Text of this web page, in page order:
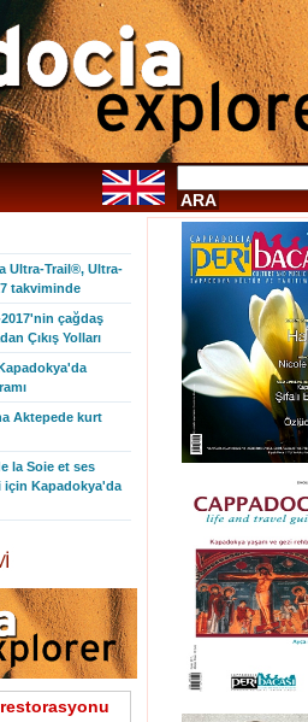
Ultra-Trail®, Ultra-
takviminde
çağdaş
Çıkış Yolları
Aktepede kurt
la Soie et ses
için Kapadokya'da
restorasyonu